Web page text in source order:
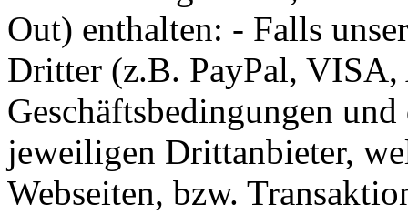
Out) enthalten: - Falls
Dritter (z.B. PayPal,
Geschäftsbedingungen
jeweiligen Drittanbieter,
Webseiten, bzw.